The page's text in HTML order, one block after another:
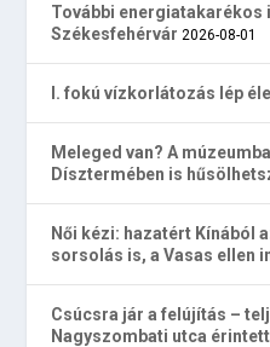
További energiatakarékos
Székesfehérvár 2026-08-01
I. fokú vízkorlátozás lép
Meleged van? A
Dísztermében is
Női kézi: hazatért Kínából
sorsolás is, a Vasas ellen
Csúcsra jár a felújítás –
Nagyszombati utca